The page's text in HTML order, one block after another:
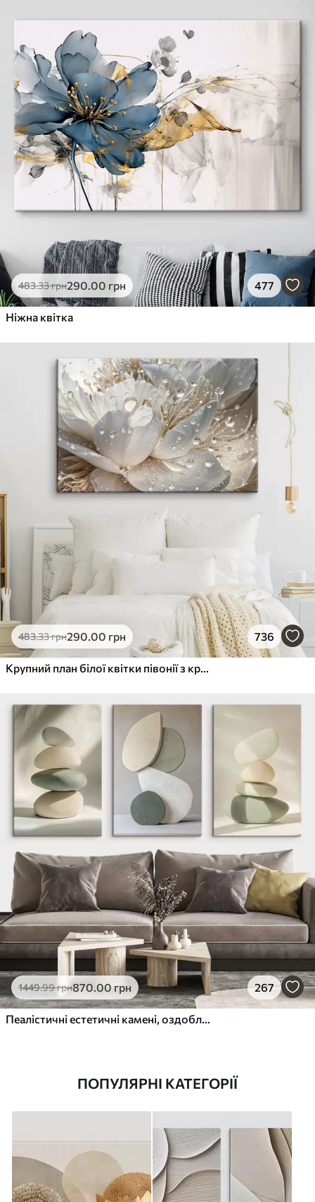
483.33грн290.00 грн 477
Ніжна квітка
483.33грн290.00 грн 736
Крупний план білої квітки півонії з крапельками води на пелюстках на розмитому фоні
1449.99грн870.00 грн 267
Пеалістичні естетичні камені, оздоблення будинку, природне освітлення
ПОПУЛЯРНІ КАТЕГОРІЇ